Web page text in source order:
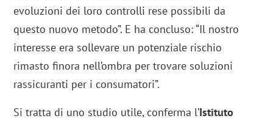
evoluzioni dei loro controlli rese possibili da
questo nuovo metodo”. E ha concluso: “Il nostro
interesse era sollevare un potenziale rischio
rimasto finora nell’ombra per trovare soluzioni
rassicuranti per i consumatori”.
Si tratta di uno studio utile, conferma l’Istituto